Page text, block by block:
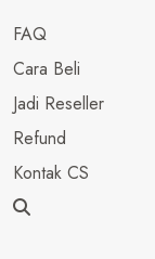
FAQ
Cara Beli
Jadi Reseller
Refund
Kontak CS